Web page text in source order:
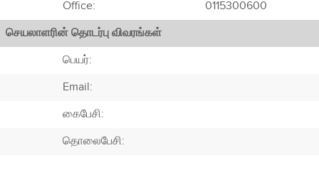
Office:
0115300600
செயலாளரின் தொடர்பு விவரங்கள்
பெயர்:
Email:
கைபேசி:
தொலைபேசி: